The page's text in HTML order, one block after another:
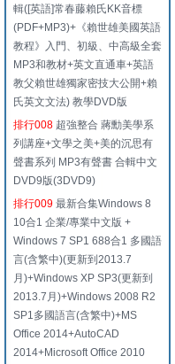
輯([英語]常春藤賴氏KK音標
(PDF+MP3)+《賴世雄美國英語
教程》入門、初級、中高級全套
MP3和教材+英文直通車+英語
教父賴世雄獨家密技大公開+賴
氏英文文法) 教學DVD版
排行008 超強整合 蔣勳美學系
列講座+文學之美+美的沉思有
聲書系列 MP3有聲書 合輯中文
DVD9版(3DVD9)
排行009 最新合集Windows 8
10合1 企業/專業中文版 +
Windows 7 SP1 688合1 多國語
言(含繁中)(更新到2013.7
月)+Windows XP SP3(更新到
2013.7月)+Windows 2008 R2
SP1多國語言(含繁中)+MS
Office 2014+AutoCAD
2014+Microsoft Office 2010